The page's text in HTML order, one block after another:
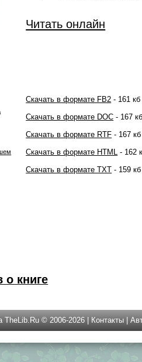
Читать онлайн
Скачать в формате FB2 - 161 кб
Скачать в формате DOC - 167
Скачать в формате RTF - 167 кб
Скачать в формате HTML - 162
Скачать в формате TXT - 159 кб
о книге
TheLib.Ru © 2006-2026 | Контакты |